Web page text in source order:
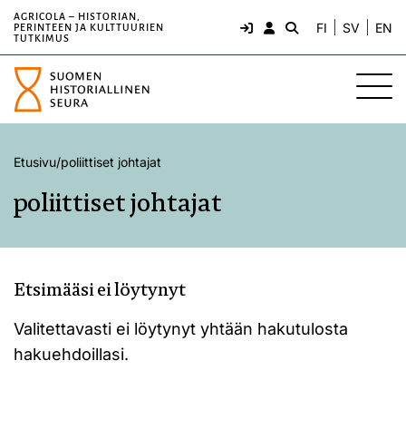
AGRICOLA – HISTORIAN,
PERINTEEN JA KULTTUURIEN
TUTKIMUS
FI SV EN
Etusivu/poliittiset johtajat
poliittiset johtajat
Etsimääsi ei löytynyt
Valitettavasti ei löytynyt yhtään hakutulosta
hakuehdoillasi.